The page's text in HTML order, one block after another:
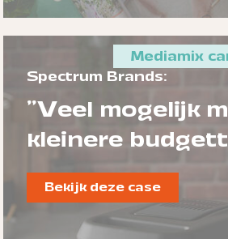
Spectrum Brands:
"Veel mogelijk
kleinere
Bekijk deze case
Mediamix